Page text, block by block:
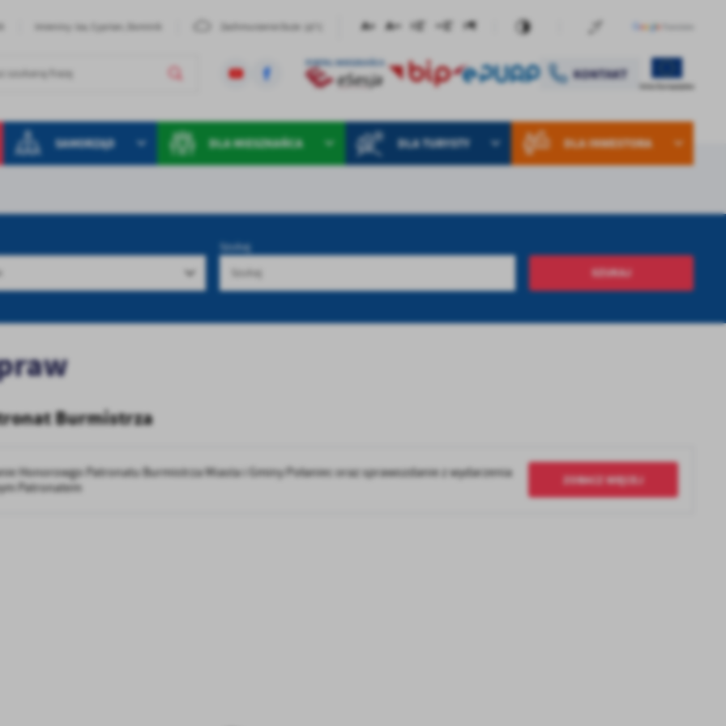
SAMORZĄD DLA MIESZKAŃCA DLA TURYSTY DLA INWESTORA
Szukaj
SZUKAJ
Burmistrza
Honorowgo Patronatu Burmistrza Miasta i Gminy Połaniec oraz sprawozdanie z wydarzenia
Patronatem
ZOBACZ WIĘCEJ